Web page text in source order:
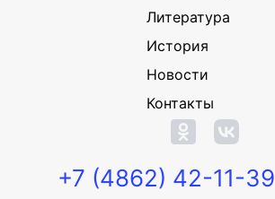
Литература
История
Новости
Контакты
+7 (4862) 42-11-39